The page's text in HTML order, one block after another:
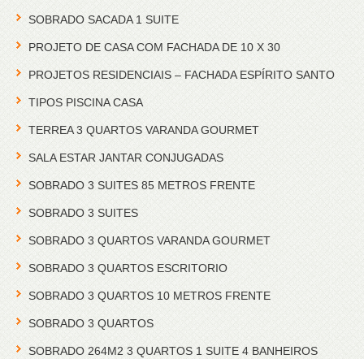
SOBRADO SACADA 1 SUITE
PROJETO DE CASA COM FACHADA DE 10 X 30
PROJETOS RESIDENCIAIS – FACHADA ESPÍRITO SANTO
TIPOS PISCINA CASA
TERREA 3 QUARTOS VARANDA GOURMET
SALA ESTAR JANTAR CONJUGADAS
SOBRADO 3 SUITES 85 METROS FRENTE
SOBRADO 3 SUITES
SOBRADO 3 QUARTOS VARANDA GOURMET
SOBRADO 3 QUARTOS ESCRITORIO
SOBRADO 3 QUARTOS 10 METROS FRENTE
SOBRADO 3 QUARTOS
SOBRADO 264M2 3 QUARTOS 1 SUITE 4 BANHEIROS